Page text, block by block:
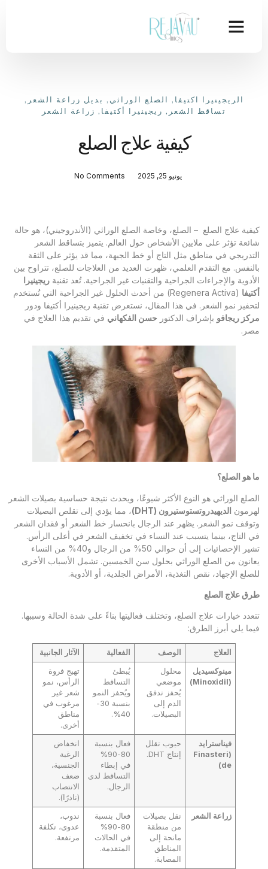
الريجينيرا اكتيفا , الصلع الوراثي , بديل زراعة الشعر ,
تساقط الشعر , ريجينيرا أكتيفا , زراعة الشعر
كيفية علاج الصلع
يونيو 25, 2025 No Comments
كيفية علاج الصلع – الصلع، وخاصة الصلع الوراثي (الأندروجيني)، هو حالة
شائعة تؤثر على ملايين الأشخاص حول العالم. يتميز بتساقط الشعر
التدريجي في مناطق مثل التاج أو خط الجبهة، مما قد يؤثر على الثقة
بالنفس. مع التقدم العلمي، ظهرت العديد من العلاجات للصلع، تتراوح بين
الأدوية والإجراءات الجراحية والتقنيات غير الجراحية. تُعد تقنية ريجينيرا
أكتيفا
(Regenera Activa) من أحدث الحلول غير الجراحية التي تُستخدم
لتحفيز نمو الشعر. في هذا المقال، نستعرض تقنية ريجينيرا أكتيفا ودور
مركز ريجافو بإشراف الدكتور حسن الفكهاني في تقديم هذا العلاج في
مصر.
ما هو الصلع؟
الصلع الوراثي هو النوع الأكثر شيوعًا، ويحدث نتيجة حساسية بصيلات الشعر
لهرمون الديهيدروتستوستيرون (DHT
)، مما يؤدي إلى تقلص البصيلات
وتوقف نمو الشعر. يظهر عند الرجال بانحسار خط الشعر أو فقدان الشعر
في التاج، بينما يتسبب عند النساء في تخفيف الشعر في أعلى الرأس.
تشير الإحصائيات إلى أن حوالي 50% من الرجال و40% من النساء
يعانون من الصلع الوراثي بحلول سن الخمسين. تشمل الأسباب الأخرى
للصلع الإجهاد، نقص التغذية، الأمراض الجلدية، أو الأدوية.
طرق علاج الصلع
تتعدد خيارات علاج الصلع، وتختلف فعاليتها بناءً على شدة الحالة وسببها.
فيما يلي أبرز الطرق:
العلاج الوصف الفعالية الآثار الجانبية
مينوكسيديل
(
Minoxidil
)
محلول
موضعي
يُحفز تدفق
الدم إلى
البصيلات.
يُبطئ
التساقط
ويُحفز النمو
بنسبة 30-
40%.
تهيج فروة
الرأس، نمو
شعر غير
مرغوب في
مناطق
أخرى.
فيناسترايد
(
Finasteri
de
)
حبوب تقلل
إنتاج DHT.
فعال بنسبة
80-90%
في إبطاء
التساقط لدى
الرجال.
انخفاض
الرغبة
الجنسية،
ضعف
الانتصاب
(نادرًا).
زراعة الشعر
نقل بصيلات
من منطقة
مانحة إلى
المناطق
المصابة.
فعال بنسبة
80-90%
في الحالات
المتقدمة.
ندوب،
عدوى، تكلفة
مرتفعة.